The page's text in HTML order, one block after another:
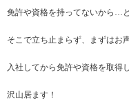
免許や資格を持ってないから…と
そこで立ち止まらず、まずはお
入社してから免許や資格を取得
沢山居ます！